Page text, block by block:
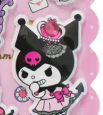
tuotteita.